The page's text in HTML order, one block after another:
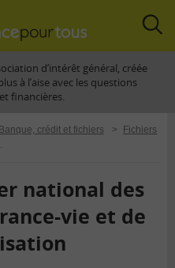
d’intérêt général, créée
à l’aise avec les questions
financières.
Banque, crédit et fichiers >
Fichiers
capitalisation
national des
vie et de